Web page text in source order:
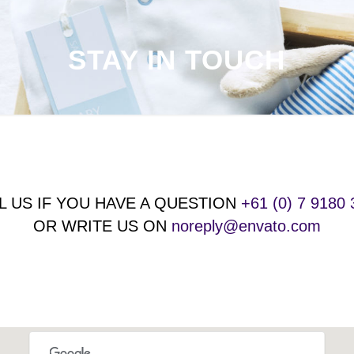
STAY IN TOUCH
US IF YOU HAVE A QUESTION +61 (0) 7 9180
OR WRITE US ON noreply@envato.com